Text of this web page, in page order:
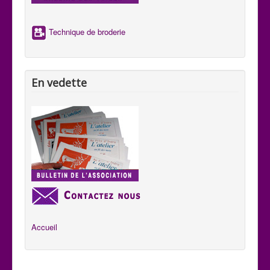
aux habitants de se comprendre aux quatre coins du pays.
Technique de broderie
En vedette
Accueil